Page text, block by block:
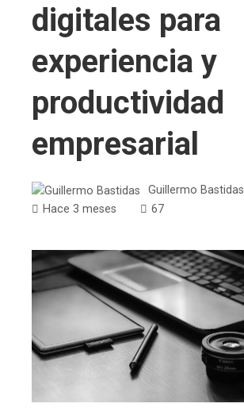
digitales para
experiencia y
productividad
empresarial
Guillermo Bastidas
Hace 3 meses
67